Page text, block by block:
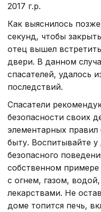
2017 г.р.
Как выяснилось
секунд, чтобы
отец вышел
двери. В данном
спасателей, удалось
последствий.
Спасатели
безопасности своих
элементарных правил
быту. Воспитывайте
безопасного
собственном
с огнем, газом,
лекарствами. Не
доме топится печь,